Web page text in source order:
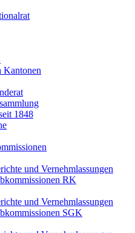
Kantonen
1848
und Vernehmlassungen
RK
und Vernehmlassungen
SGK